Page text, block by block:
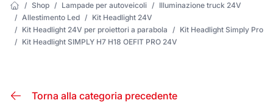
/ Shop / Lampade per autoveicoli / Illuminazione truck 24V
/ Allestimento Led / Kit Headlight 24V
/ Kit Headlight 24V per proiettori a parabola / Kit Headlight Simply Pro
/ Kit Headlight SIMPLY H7 H18 OEFIT PRO 24V
Torna alla categoria precedente